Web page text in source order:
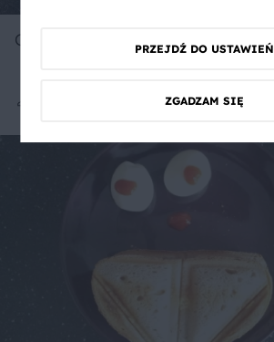
Chleb owsiany z łuską gryczaną
PRZEJDŹ DO USTAWIEŃ
ZGADZAM SIĘ